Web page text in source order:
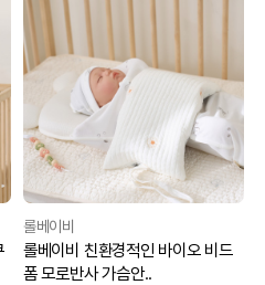
롤베이비
롤베이비 친환경적인 바이오 비드
폼 모로반사 가슴안..